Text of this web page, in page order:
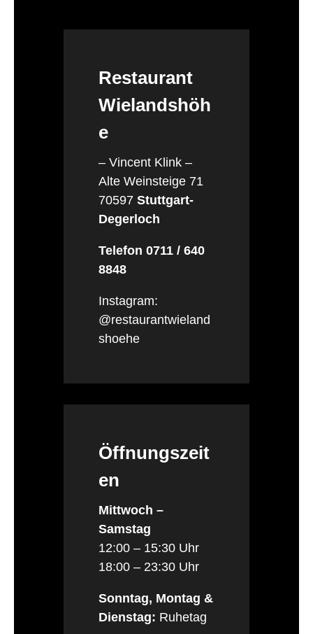
Restaurant
Wielandshöh
e
– Vincent Klink –
Alte Weinsteige 71
70597 Stuttgart-
Degerloch
Telefon 0711 / 640
8848
Instagram:
@restaurantwieland
shoehe
Öffnungszeit
en
Mittwoch –
Samstag
12:00 – 15:30 Uhr
18:00 – 23:30 Uhr
Sonntag, Montag &
Dienstag: Ruhetag